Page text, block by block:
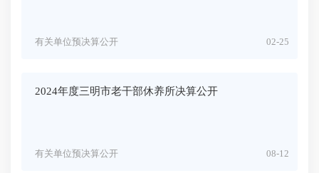
02-25
有关单位预决算公开
2024年度三明市老干部休养所决算公开
08-12
有关单位预决算公开